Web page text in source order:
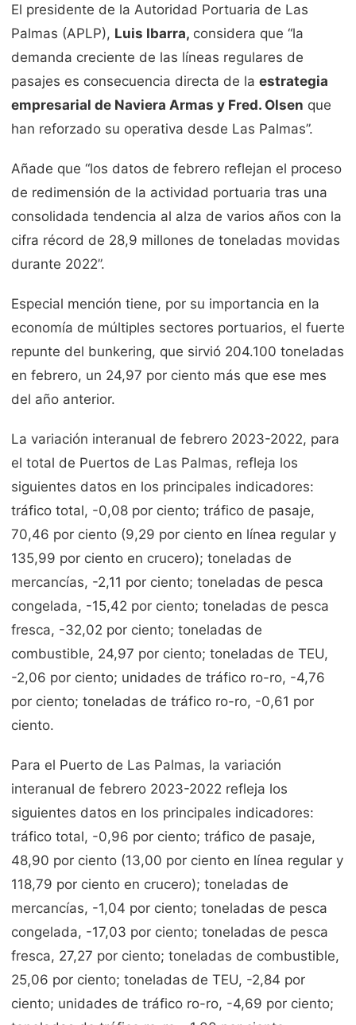
El presidente de la Autoridad Portuaria de Las
Palmas (APLP), Luis Ibarra, considera que “la
demanda creciente de las líneas regulares de
pasajes es consecuencia directa de la estrategia
empresarial de Naviera Armas y Fred. Olsen que
han reforzado su operativa desde Las Palmas”.
Añade que “los datos de febrero reflejan el proceso
de redimensión de la actividad portuaria tras una
consolidada tendencia al alza de varios años con la
cifra récord de 28,9 millones de toneladas movidas
durante 2022”.
Especial mención tiene, por su importancia en la
economía de múltiples sectores portuarios, el fuerte
repunte del bunkering, que sirvió 204.100 toneladas
en febrero, un 24,97 por ciento más que ese mes
del año anterior.
La variación interanual de febrero 2023-2022, para
el total de Puertos de Las Palmas, refleja los
siguientes datos en los principales indicadores:
tráfico total, -0,08 por ciento; tráfico de pasaje,
70,46 por ciento (9,29 por ciento en línea regular y
135,99 por ciento en crucero); toneladas de
mercancías, -2,11 por ciento; toneladas de pesca
congelada, -15,42 por ciento; toneladas de pesca
fresca, -32,02 por ciento; toneladas de
combustible, 24,97 por ciento; toneladas de TEU,
-2,06 por ciento; unidades de tráfico ro-ro, -4,76
por ciento; toneladas de tráfico ro-ro, -0,61 por
ciento.
Para el Puerto de Las Palmas, la variación
interanual de febrero 2023-2022 refleja los
siguientes datos en los principales indicadores:
tráfico total, -0,96 por ciento; tráfico de pasaje,
48,90 por ciento (13,00 por ciento en línea regular y
118,79 por ciento en crucero); toneladas de
mercancías, -1,04 por ciento; toneladas de pesca
congelada, -17,03 por ciento; toneladas de pesca
fresca, 27,27 por ciento; toneladas de combustible,
25,06 por ciento; toneladas de TEU, -2,84 por
ciento; unidades de tráfico ro-ro, -4,69 por ciento;